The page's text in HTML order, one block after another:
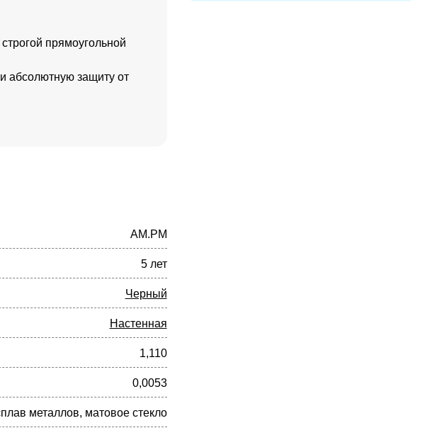
прямоугольной
абсолютную защиту от
AM.PM
5 лет
Черный
Настенная
1,110
0,0053
металлов, матовое стекло